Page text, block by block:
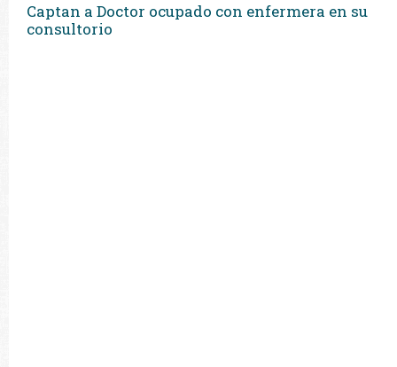
Captan a Doctor ocupado con enfermera en su
consultorio